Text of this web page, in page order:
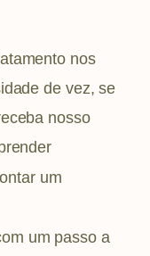
nos
de vez, se
nosso
um
um passo a